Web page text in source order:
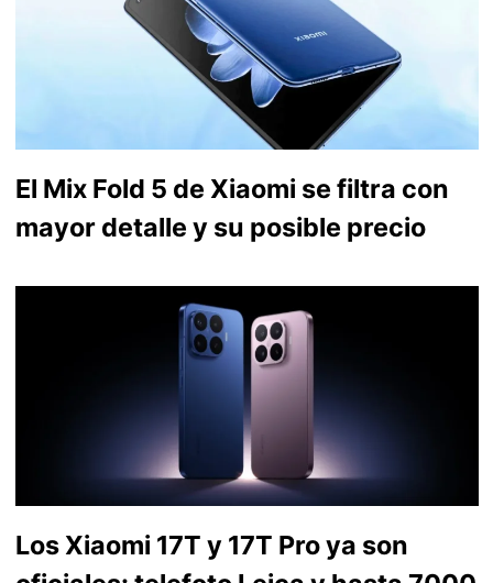
El Mix Fold 5 de Xiaomi se filtra con
mayor detalle y su posible precio
Los Xiaomi 17T y 17T Pro ya son